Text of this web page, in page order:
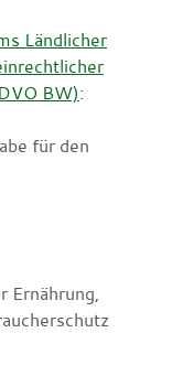
Ländlicher
BW):
für den
Ernährung,